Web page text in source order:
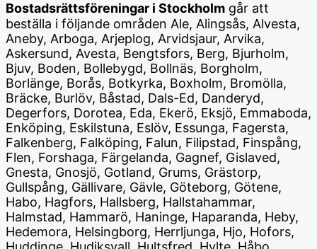
Bostadsrättsföreningar i Stockholm går att
beställa i följande områden Ale, Alingsås, Alvesta,
Aneby, Arboga, Arjeplog, Arvidsjaur, Arvika,
Askersund, Avesta, Bengtsfors, Berg, Bjurholm,
Bjuv, Boden, Bollebygd, Bollnäs, Borgholm,
Borlänge, Borås, Botkyrka, Boxholm, Bromölla,
Bräcke, Burlöv, Båstad, Dals-Ed, Danderyd,
Degerfors, Dorotea, Eda, Ekerö, Eksjö, Emmaboda,
Enköping, Eskilstuna, Eslöv, Essunga, Fagersta,
Falkenberg, Falköping, Falun, Filipstad, Finspång,
Flen, Forshaga, Färgelanda, Gagnef, Gislaved,
Gnesta, Gnosjö, Gotland, Grums, Grästorp,
Gullspång, Gällivare, Gävle, Göteborg, Götene,
Habo, Hagfors, Hallsberg, Hallstahammar,
Halmstad, Hammarö, Haninge, Haparanda, Heby,
Hedemora, Helsingborg, Herrljunga, Hjo, Hofors,